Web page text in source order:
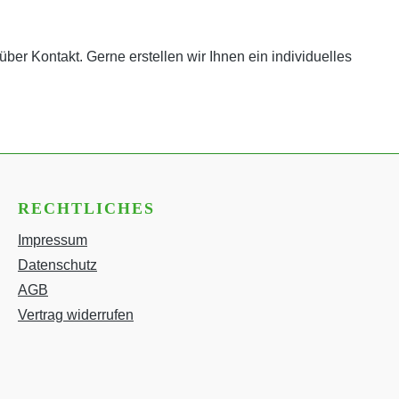
Kontakt. Gerne erstellen wir Ihnen ein individuelles
RECHTLICHES
Impressum
Datenschutz
AGB
Vertrag widerrufen